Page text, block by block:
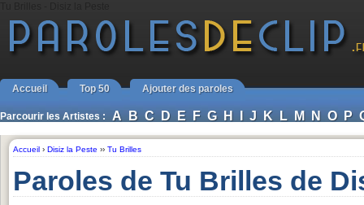
Accueil Top 50 Ajouter des paroles
Parcourir les Artistes : A B C D E F G H I J K L M N O P
Accueil › Disiz la Peste ›› Tu Brilles
Paroles de Tu Brilles de